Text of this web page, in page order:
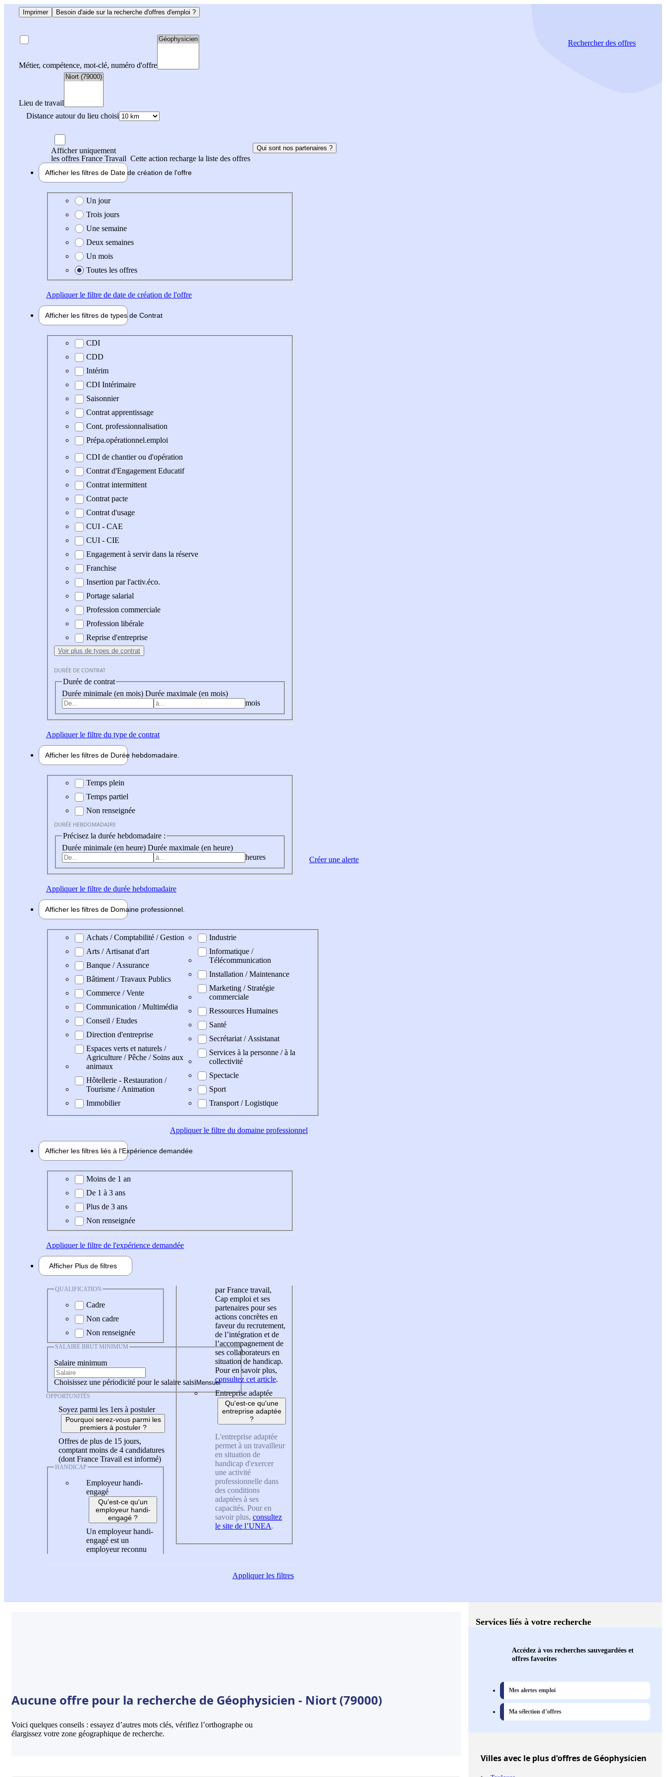
Imprimer Besoin d'aide sur la recherche d'offres d'emploi ?
Métier, compétence, mot-clé, numéro d'offre
Lieu de travail
Distance autour du lieu choisi
Rechercherdes offres
Afficher uniquement
les offres France Travail Cette action recharge la liste des offres
Qui sont nos partenaires ?
Afficher les filtres de Date de création de l'offre
Date de création de l'offre
Un jour
Trois jours
Une semaine
Deux semaines
Un mois
Toutes les offres
Appliquerle filtre de date de création de l'offre
Afficher les filtres de types de Contrat
Type de contrat
CDI
CDD
Intérim
CDI Intérimaire
Saisonnier
Contrat apprentissage
Cont. professionnalisation
Prépa.opérationnel.emploi
CDI de chantier ou d'opération
Contrat d'Engagement Educatif
Contrat intermittent
Contrat pacte
Contrat d'usage
CUI - CAE
CUI - CIE
Engagement à servir dans la réserve
Franchise
Insertion par l'activ.éco.
Portage salarial
Profession commerciale
Profession libérale
Reprise d'entreprise
Voir plus de types de contrat
DURÉE DE CONTRAT
Durée de contrat
Durée minimale (en mois) Durée maximale (en mois)
mois
Appliquerle filtre du type de contrat
Afficher les filtres de Durée hebdomadaire
Durée hebdomadaire
Temps plein
Temps partiel
Non renseignée
DURÉE HEBDOMADAIRE
Précisez la durée hebdomadaire :
Durée minimale (en heure) Durée maximale (en heure)
heures
Appliquerle filtre de durée hebdomadaire
Afficher les filtres de Domaine professionnel
Domaine professionel
Achats / Comptabilité / Gestion
Arts / Artisanat d'art
Banque / Assurance
Bâtiment / Travaux Publics
Commerce / Vente
Communication / Multimédia
Conseil / Etudes
Direction d'entreprise
Espaces verts et naturels /
Agriculture / Pêche / Soins aux
animaux
Hôtellerie - Restauration /
Tourisme / Animation
Immobilier
Industrie
Informatique /
Télécommunication
Installation / Maintenance
Marketing / Stratégie
commerciale
Ressources Humaines
Santé
Secrétariat / Assistanat
Services à la personne / à la
collectivité
Spectacle
Sport
Transport / Logistique
Appliquerle filtre du domaine professionnel
Afficher les filtres liés à l'Expérience demandée
Expérience demandée
Moins de 1 an
De 1 à 3 ans
Plus de 3 ans
Non renseignée
Appliquerle filtre de l'expérience demandée
Afficher Plus de filtres
QUALIFICATION
Cadre
Non cadre
Non renseignée
SALAIRE BRUT MINIMUM
Salaire minimum
Choisissez une périodicité pour le salaire saisi
OPPORTUNITÉS
Soyez parmi les 1ers à postuler
Pourquoi serez-vous parmi les
premiers à postuler ?
Offres de plus de 15 jours,
comptant moins de 4 candidatures
(dont France Travail est informé)
HANDICAP
Employeur handi-
engagé
Qu'est-ce qu'un
employeur handi-
engagé ?
Un employeur handi-
engagé est un
employeur reconnu
par France travail,
Cap emploi et ses
partenaires pour ses
actions concrètes en
faveur du recrutement,
de l’intégration et de
l’accompagnement de
ses collaborateurs en
situation de handicap.
Pour en savoir plus,
consultez cet article.
Entreprise adaptée
Qu'est-ce qu'une
entreprise adaptée
?
L'entreprise adaptée
permet à un travailleur
en situation de
handicap d'exercer
une activité
professionnelle dans
des conditions
adaptées à ses
capacités. Pour en
savoir plus, consultez
le site de l’UNEA.
Appliquerles filtres
Créer une alerte
Aucune offre pour la recherche de Géophysicien - Niort (79000)
Voici quelques conseils : essayez d’autres mots clés, vérifiez l’orthographe ou
élargissez votre zone géographique de recherche.
Services liés à votre recherche
Accédez à vos recherches sauvegardées et
offres favorites
Mes alertes emploi
Ma sélection d’offres
Villesavec le plus d'offres de Géophysicien